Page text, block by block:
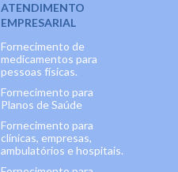
ATENDIMENTO
EMPRESARIAL
Fornecimento de
medicamentos para
pessoas físicas.
Fornecimento para
Planos de Saúde
Fornecimento para
clínicas, empresas,
ambulatórios e hospitais.